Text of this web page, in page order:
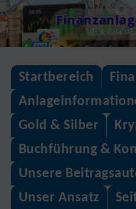
Skip
to
content
Tipps über
Startbereich
Gold & Silber
Buchführung &
Unsere
Unser Ansatz